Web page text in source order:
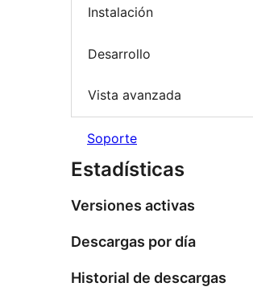
Instalación
Desarrollo
Vista avanzada
Soporte
Estadísticas
Versiones activas
Descargas por día
Historial de descargas